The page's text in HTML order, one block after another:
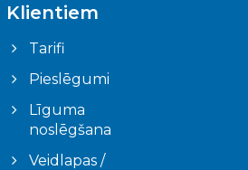
Klientiem
Tarifi
Pieslēgumi
Līguma
noslēgšana
Veidlapas /